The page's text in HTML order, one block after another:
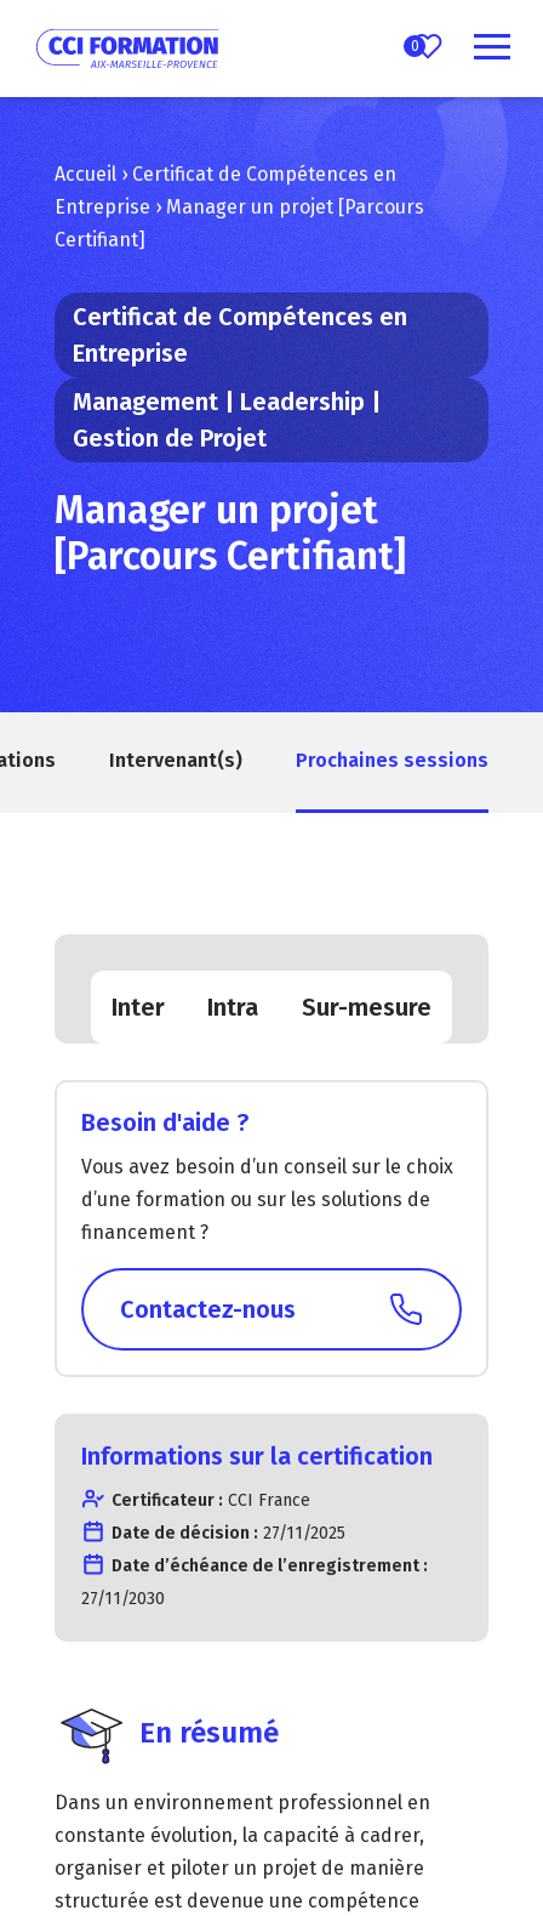
0
Accueil› Certificat de Compétences en
Entreprise› Manager un projet [Parcours
Certifiant]
Certificat de Compétences en
Entreprise
Management | Leadership |
Gestion de Projet
Manager un projet
[Parcours Certifiant]
Intervenant(s) Prochaines sessions
En résumé
Dans un environnement professionnel en
constante évolution, la capacité à cadrer,
organiser et piloter un projet de manière
structurée est devenue une compétence
Inter Intra Sur-mesure
Besoin d'aide ?
Vous avez besoin d’un conseil sur le choix
d’une formation ou sur les solutions de
financement ?
Contactez-nous
Informations sur la certification
Certificateur : CCI France
Date de décision : 27/11/2025
Date d’échéance de l’enregistrement :
27/11/2030